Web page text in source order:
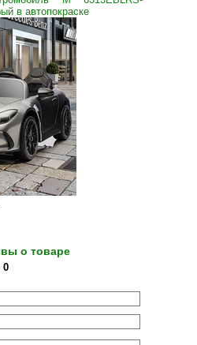
в автопокраске
о товаре
0